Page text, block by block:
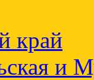
край
и